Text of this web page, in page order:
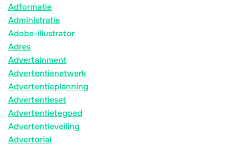
Adformatie
Administratie
Adobe-illustrator
Adres
Advertainment
Advertentienetwerk
Advertentieplanning
Advertentieset
Advertentietegoed
Advertentieveiling
Advertorial